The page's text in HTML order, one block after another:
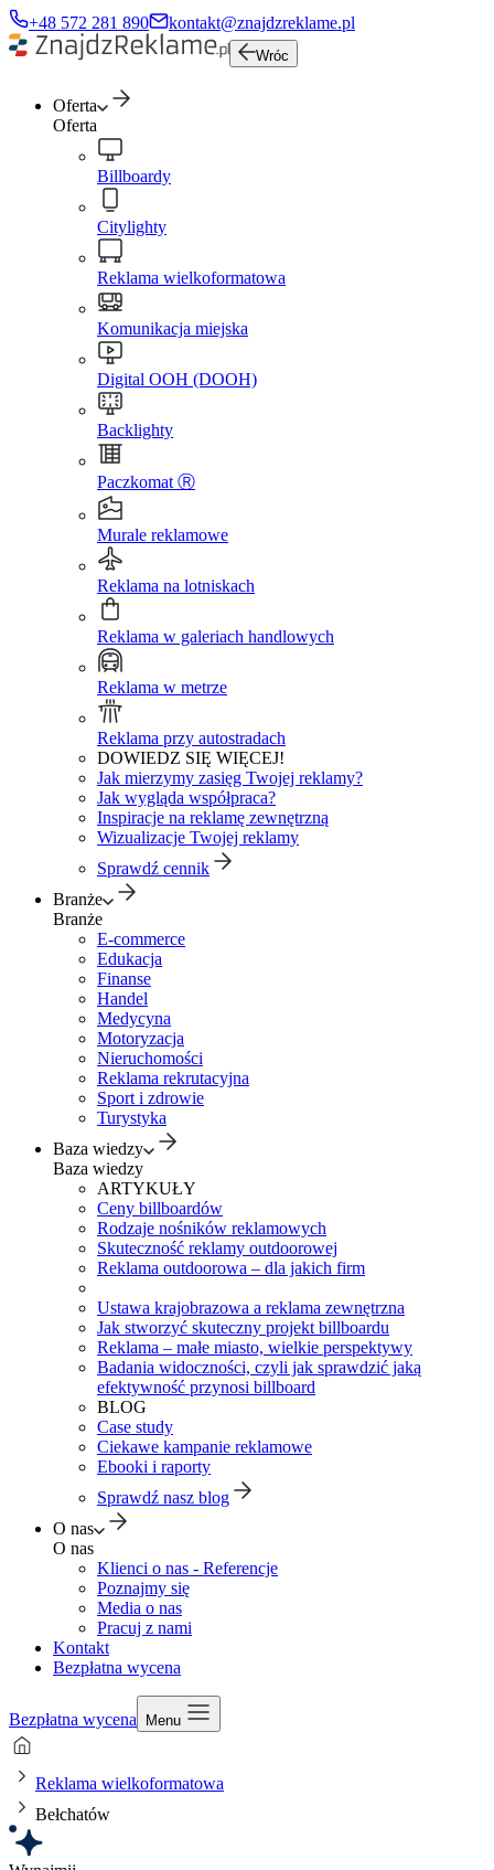
+48 572 281 890 kontakt@znajdzreklame.pl
Wróc
Oferta
Oferta
Billboardy
Citylighty
Reklama wielkoformatowa
Komunikacja miejska
Digital OOH (DOOH)
Backlighty
Paczkomat Ⓡ
Murale reklamowe
Reklama na lotniskach
Reklama w galeriach handlowych
Reklama w metrze
Reklama przy autostradach
DOWIEDZ SIĘ WIĘCEJ!
Jak mierzymy zasięg Twojej reklamy?
Jak wygląda współpraca?
Inspiracje na reklamę zewnętrzną
Wizualizacje Twojej reklamy
Sprawdź cennik
Branże
Branże
E-commerce
Edukacja
Finanse
Handel
Medycyna
Motoryzacja
Nieruchomości
Reklama rekrutacyjna
Sport i zdrowie
Turystyka
Baza wiedzy
Baza wiedzy
ARTYKUŁY
Ceny billboardów
Rodzaje nośników reklamowych
Skuteczność reklamy outdoorowej
Reklama outdoorowa – dla jakich firm
Ustawa krajobrazowa a reklama zewnętrzna
Jak stworzyć skuteczny projekt billboardu
Reklama – małe miasto, wielkie perspektywy
Badania widoczności, czyli jak sprawdzić jaką
efektywność przynosi billboard
BLOG
Case study
Ciekawe kampanie reklamowe
Ebooki i raporty
Sprawdź nasz blog
O nas
O nas
Klienci o nas - Referencje
Poznajmy się
Media o nas
Pracuj z nami
Kontakt
Bezpłatna wycena
Bezpłatna wycena Menu
Reklama wielkoformatowa
Bełchatów